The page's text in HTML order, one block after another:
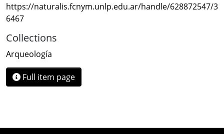
https://naturalis.fcnym.unlp.edu.ar/handle/628872547/3
6467
Collections
Arqueología
Full item page